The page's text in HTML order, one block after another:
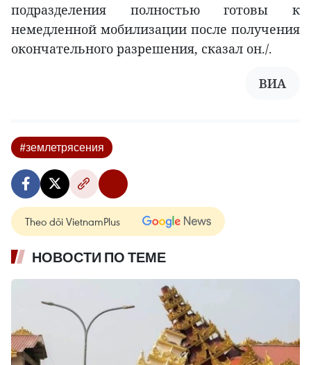
подразделения полностью готовы к
немедленной мобилизации после получения
окончательного разрешения, сказал он./.
ВИА
#землетрясения
Theo dõi VietnamPlus
НОВОСТИ ПО ТЕМЕ